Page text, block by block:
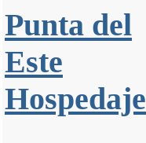
Punta del
Este
Hospedaje